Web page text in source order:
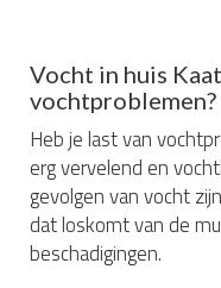
Vocht in huis
vochtproblemen?
Heb je last van
erg vervelend en
gevolgen van vocht
dat loskomt van de
beschadigingen.